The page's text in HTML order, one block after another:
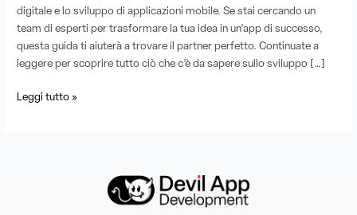
digitale e lo sviluppo di applicazioni mobile. Se stai cercando un
team di esperti per trasformare la tua idea in un’app di successo,
questa guida ti aiuterà a trovare il partner perfetto. Continuate a
leggere per scoprire tutto ciò che c’è da sapere sullo sviluppo […]
Leggi tutto »